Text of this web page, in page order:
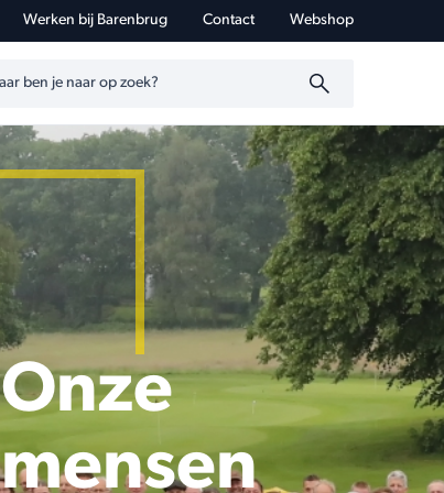
Werken bij Barenbrug Contact Webshop
Onze
mensen